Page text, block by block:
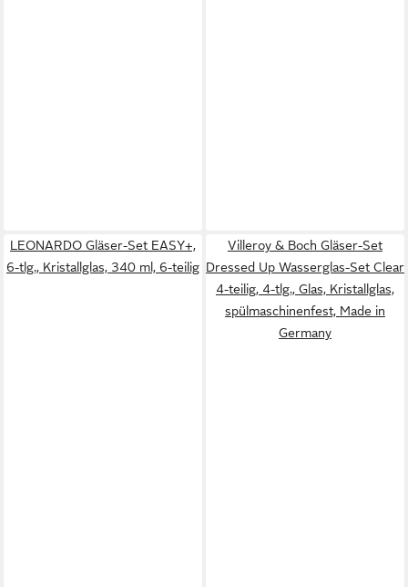
LEONARDO Gläser-Set EASY+,
6-tlg., Kristallglas, 340 ml, 6-teilig
Villeroy & Boch Gläser-Set
Dressed Up Wasserglas-Set Clear
4-teilig, 4-tlg., Glas, Kristallglas,
spülmaschinenfest, Made in
Germany